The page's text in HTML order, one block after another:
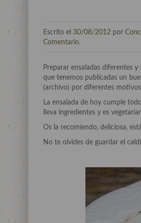
Escrito el 30/08/2012 por
Comentario.
Preparar ensaladas diferentes
que tenemos publicadas un
(archivo) por diferentes
La ensalada de hoy cumple
lleva ingredientes y es
Os la recomiendo, deliciosa,
No te olvides de guardar el